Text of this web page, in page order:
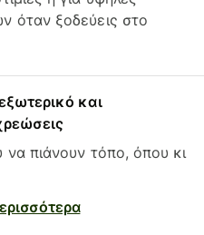
όταν ξοδεύεις στο
και
πιάνουν τόπο, όπου κι